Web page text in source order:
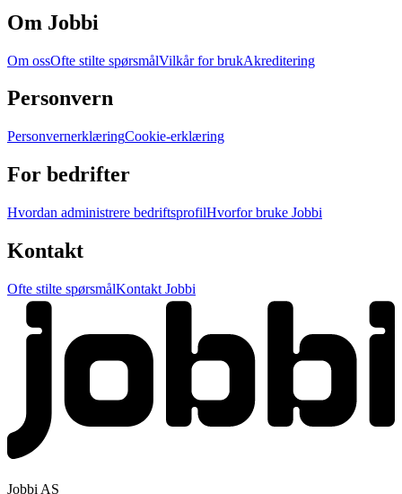
Om Jobbi
Om ossOfte stilte spørsmålVilkår for brukAkreditering
Personvern
PersonvernerklæringCookie-erklæring
For bedrifter
Hvordan administrere bedriftsprofilHvorfor bruke Jobbi
Kontakt
Ofte stilte spørsmålKontakt Jobbi
Jobbi AS